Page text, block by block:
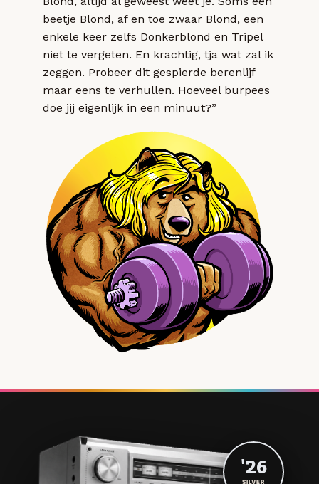
beetje Blond, af en toe zwaar Blond, een
enkele keer zelfs Donkerblond en Tripel
niet te vergeten. En krachtig, tja wat zal ik
zeggen. Probeer dit gespierde berenlijf
maar eens te verhullen. Hoeveel burpees
doe jij eigenlijk in een minuut?”
'26
SILVER